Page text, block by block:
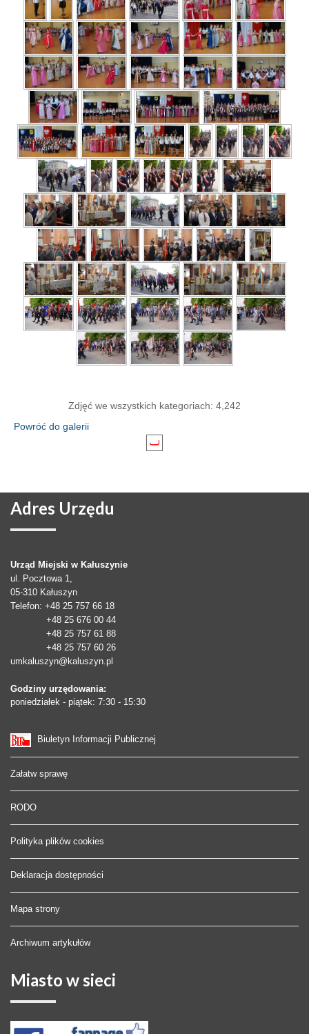
Zdjęć we wszystkich kategoriach: 4,242
Powróć do galerii
Adres Urzędu
Urząd Miejski w Kałuszynie
ul. Pocztowa 1,
05-310 Kałuszyn
Telefon: +48 25 757 66 18
+48 25 676 00 44
+48 25 757 61 88
+48 25 757 60 26
umkaluszyn@kaluszyn.pl
Godziny urzędowania:
poniedziałek - piątek: 7:30 - 15:30
Biuletyn Informacji Publicznej
Załatw sprawę
RODO
Polityka plików cookies
Deklaracja dostępności
Mapa strony
Archiwum artykułów
Miasto w sieci